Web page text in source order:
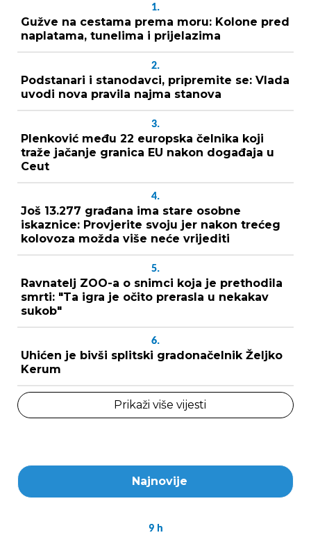
1.
Gužve na cestama prema moru: Kolone pred
naplatama, tunelima i prijelazima
2.
Podstanari i stanodavci, pripremite se: Vlada
uvodi nova pravila najma stanova
3.
Plenković među 22 europska čelnika koji
traže jačanje granica EU nakon događaja u
Ceut
4.
Još 13.277 građana ima stare osobne
iskaznice: Provjerite svoju jer nakon trećeg
kolovoza možda više neće vrijediti
5.
Ravnatelj ZOO-a o snimci koja je prethodila
smrti: "Ta igra je očito prerasla u nekakav
sukob"
6.
Uhićen je bivši splitski gradonačelnik Željko
Kerum
Prikaži više vijesti
Najnovije
9 h